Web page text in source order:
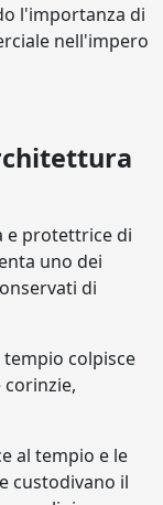
l'importanza di
nell'impero
e protettrice di
uno dei
di
tempio colpisce
corinzie,
al tempio e le
custodivano il